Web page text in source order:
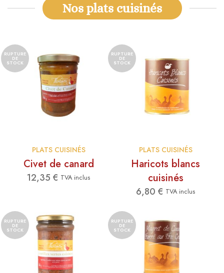
Nos plats cuisinés
RUPTURE
DE
STOCK
PLATS CUISINÉS
Civet de canard
12,35 € TVA inclus
RUPTURE
DE
STOCK
PLATS CUISINÉS
Haricots blancs
cuisinés
6,80 € TVA inclus
RUPTURE
DE
STOCK
RUPTURE
DE
STOCK